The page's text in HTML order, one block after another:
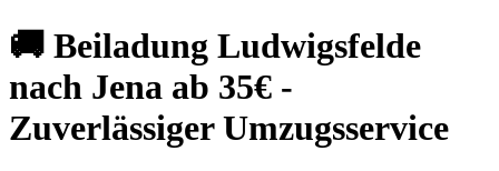
🚚 Beiladung Ludwigsfelde
nach Jena ab 35€ -
Zuverlässiger Umzugsservice